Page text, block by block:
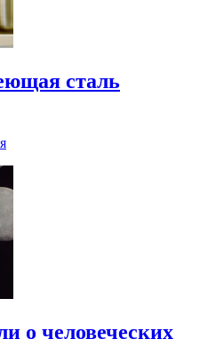
сталь
о человеческих